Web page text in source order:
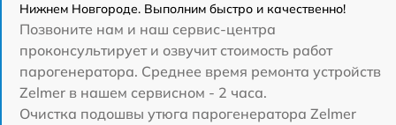
Нижнем Новгороде. Выполним быстро и качественно!
Позвоните нам и наш сервис-центра
проконсультирует и озвучит стоимость работ
парогенератора. Среднее время ремонта устройств
Zelmer в нашем сервисном - 2 часа.
Очистка подошвы утюга парогенератора Zelmer